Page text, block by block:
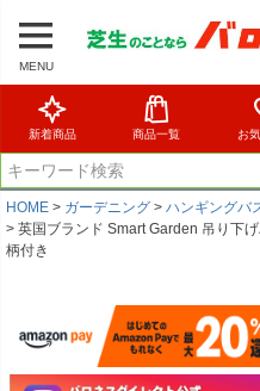
MENU
新着商品 商品一覧 お
HOME ガーデニング ハンギングバ
英国ブランド Smart Garden 吊り下
柄付き